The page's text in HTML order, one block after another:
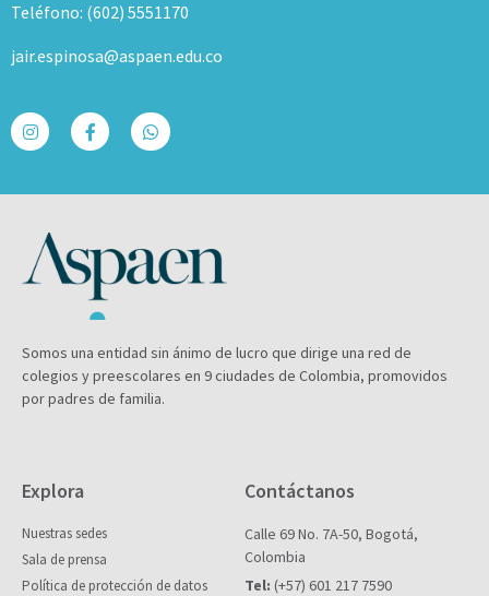
Teléfono: (602) 5551170
jair.espinosa@aspaen.edu.co
Somos una entidad sin ánimo de lucro que dirige una red de
colegios y preescolares en 9 ciudades de Colombia, promovidos
por padres de familia.
Explora
Nuestras sedes
Sala de prensa
Política de protección de datos
Contáctanos
Calle 69 No. 7A-50, Bogotá,
Colombia
Tel: (+57) 601 217 7590